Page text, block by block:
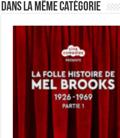
Dans la même catégorie